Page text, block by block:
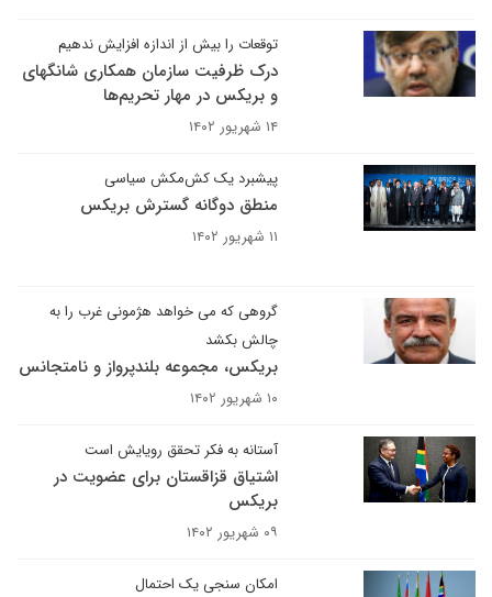
توقعات را بیش از اندازه افزایش ندهیم
درک ظرفیت سازمان همکاری شانگهای
و بریکس در مهار تحریم‌ها
۱۴ شهریور ۱۴۰۲
پیشبرد یک کش‌مکش سیاسی
منطق دوگانه گسترش بریکس
۱۱ شهریور ۱۴۰۲
گروهی که می خواهد هژمونی غرب را به
چالش بکشد
بریکس، مجموعه بلندپرواز و نامتجانس
۱۰ شهریور ۱۴۰۲
آستانه به فکر تحقق رویایش است
اشتیاق قزاقستان برای عضویت در
بریکس
۰۹ شهریور ۱۴۰۲
امکان سنجی یک احتمال